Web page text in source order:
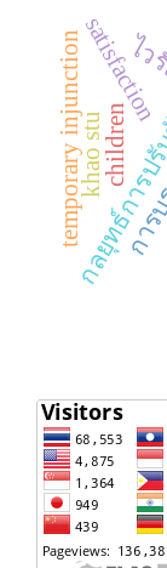
ไ
กา
กลยุทธ์
satisfaction
temporary injunction children
khao stu